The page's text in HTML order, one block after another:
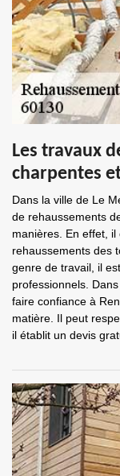
Les travaux
charpentes
Dans la ville de Le
de rehaussements
manières. En effet,
rehaussements des
genre de travail, il
professionnels.
faire confiance à
matière. Il peut
il établit un devis